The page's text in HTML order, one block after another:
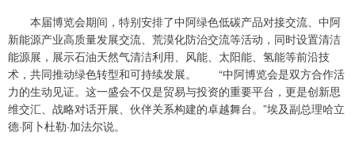
本届博览会期间，特别安排了中阿绿色低碳产品对接交流、中阿
新能源产业高质量发展交流、荒漠化防治交流等活动，同时设置清洁
能源展，展示石油天然气清洁利用、风能、太阳能、氢能等前沿技
术，共同推动绿色转型和可持续发展。 “中阿博览会是双方合作活
力的生动见证。这一盛会不仅是贸易与投资的重要平台，更是创新思
维交汇、战略对话开展、伙伴关系构建的卓越舞台。”埃及副总理哈立
德·阿卜杜勒·加法尔说。